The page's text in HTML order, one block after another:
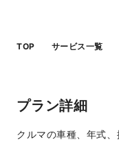
TOP サービス一覧
プラン詳細
クルマの車種、年式